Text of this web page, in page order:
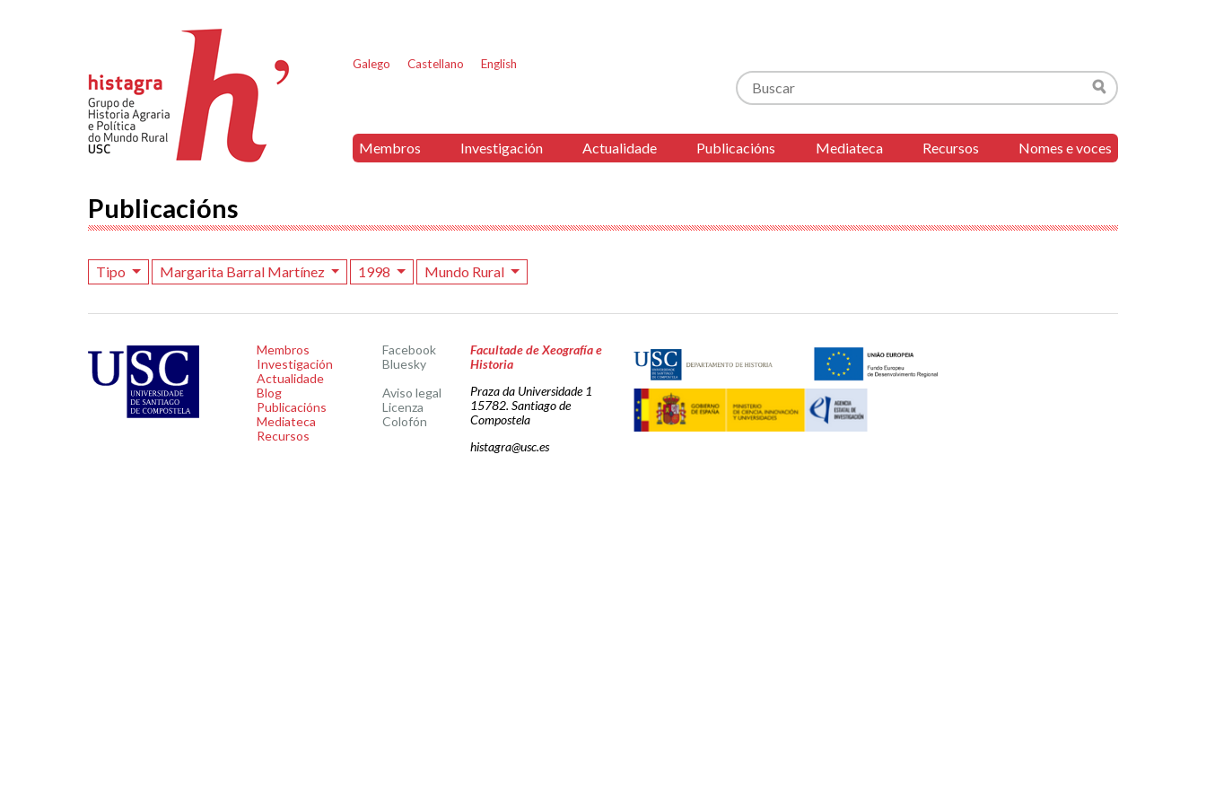
Galego Castellano English
Buscar
Buscar
Membros Investigación Actualidade Publicacións Mediateca Recursos Nomes e voces
Publicacións
Tipo Margarita Barral Martínez 1998 Mundo Rural
Membros
Investigación
Actualidade
Blog
Publicacións
Mediateca
Recursos
Facebook
Bluesky
Aviso legal
Licenza
Colofón
Facultade de Xeografía e
Historia
Praza da Universidade 1
15782. Santiago de
Compostela
histagra@usc.es